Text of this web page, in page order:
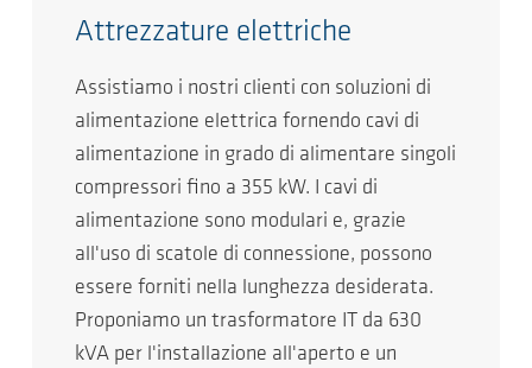
Attrezzature elettriche
Assistiamo i nostri clienti con soluzioni di
alimentazione elettrica fornendo cavi di
alimentazione in grado di alimentare singoli
compressori fino a 355 kW. I cavi di
alimentazione sono modulari e, grazie
all'uso di scatole di connessione, possono
essere forniti nella lunghezza desiderata.
Proponiamo un trasformatore IT da 630
kVA per l'installazione all'aperto e un